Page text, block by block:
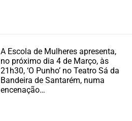
A Escola de Mulheres apresenta,
no próximo dia 4 de Março, às
21h30, ‘O Punho’ no Teatro Sá da
Bandeira de Santarém, numa
encenação…